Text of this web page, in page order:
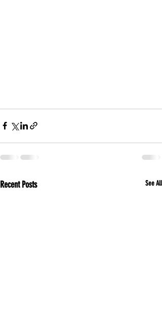
Recent Posts See All